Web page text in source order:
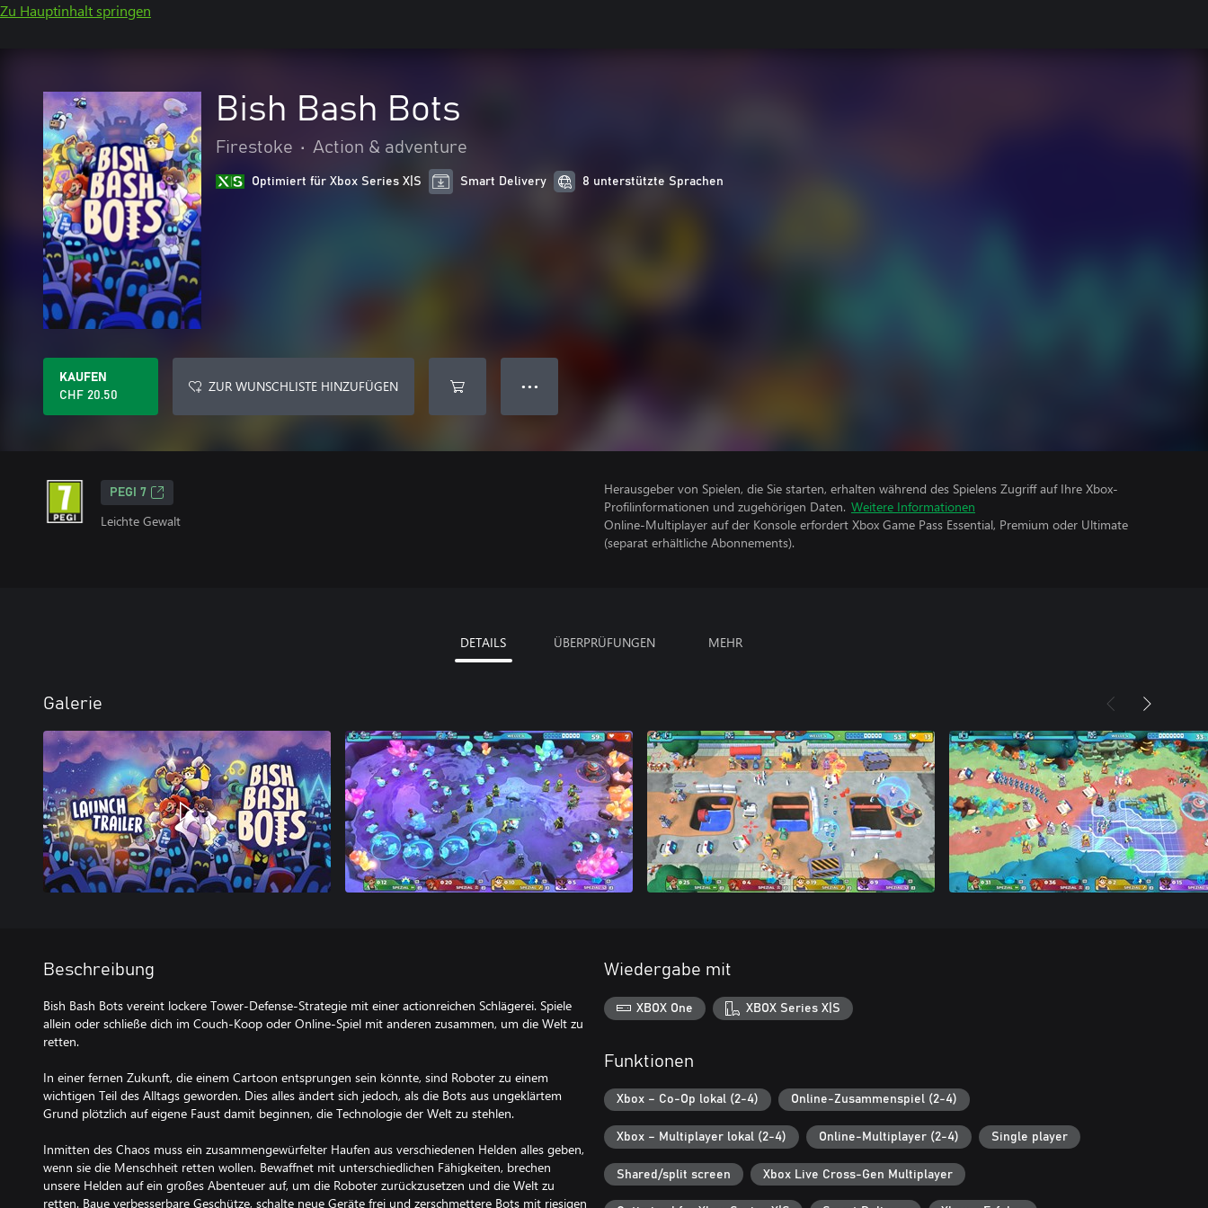
Zu Hauptinhalt springen
Bish Bash Bots
Firestoke • Action & adventure
Optimiert für Xbox Series X|S Smart Delivery 8 unterstützte Sprachen
KAUFEN
CHF 20.50
ZUR WUNSCHLISTE HINZUFÜGEN ● ● ●
PEGI 7
Leichte Gewalt
Herausgeber von Spielen, die Sie starten, erhalten während des Spielens Zugriff auf Ihre Xbox-
Profilinformationen und zugehörigen Daten. Weitere Informationen
Online-Multiplayer auf der Konsole erfordert Xbox Game Pass Essential, Premium oder Ultimate
(separat erhältliche Abonnements).
DETAILS ÜBERPRÜFUNGEN MEHR
Galerie
Beschreibung
Bish Bash Bots vereint lockere Tower-Defense-Strategie mit einer actionreichen Schlägerei. Spiele
allein oder schließe dich im Couch-Koop oder Online-Spiel mit anderen zusammen, um die Welt zu
retten.
In einer fernen Zukunft, die einem Cartoon entsprungen sein könnte, sind Roboter zu einem
wichtigen Teil des Alltags geworden. Dies alles ändert sich jedoch, als die Bots aus ungeklärtem
Grund plötzlich auf eigene Faust damit beginnen, die Technologie der Welt zu stehlen.
Inmitten des Chaos muss ein zusammengewürfelter Haufen aus verschiedenen Helden alles geben,
wenn sie die Menschheit retten wollen. Bewaffnet mit unterschiedlichen Fähigkeiten, brechen
unsere Helden auf ein großes Abenteuer auf, um die Roboter zurückzusetzen und die Welt zu
retten. Baue verbesserbare Geschütze, schalte neue Geräte frei und zerschmettere Bots mit riesigen
Wiedergabe mit
XBOX One XBOX Series X|S
Funktionen
Xbox – Co-Op lokal (2-4) Online-Zusammenspiel (2-4)
Xbox – Multiplayer lokal (2-4) Online-Multiplayer (2-4) Single player
Shared/split screen Xbox Live Cross-Gen Multiplayer